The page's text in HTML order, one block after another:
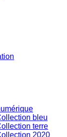
bleu
terre
2020